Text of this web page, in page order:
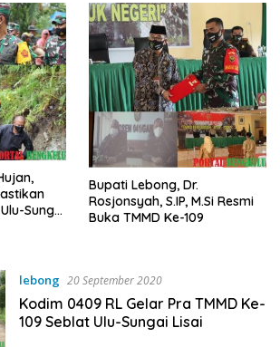
Sungai
Bupati Lebong, Dr.
Rosjonsyah, S.IP, M.Si Resmi
Buka TMMD Ke-109
lebong 20 September 2020
Kodim 0409 RL Gelar Pra TMMD Ke-
109 Seblat Ulu-Sungai Lisai